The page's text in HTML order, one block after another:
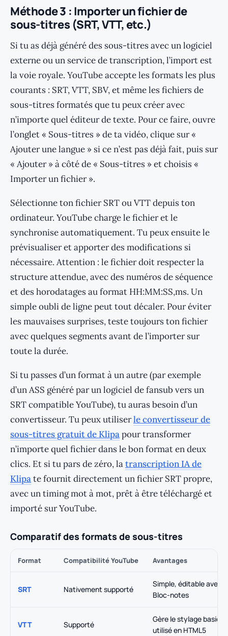
Méthode 3 : Importer un fichier de
sous-titres (SRT, VTT, etc.)
Si tu as déjà généré des sous-titres avec un logiciel
externe ou un service de transcription, l’import est
la voie royale. YouTube accepte les formats les plus
courants : SRT, VTT, SBV, et même les fichiers de
sous-titres formatés que tu peux créer avec
n’importe quel éditeur de texte. Pour ce faire, ouvre
l’onglet « Sous-titres » de ta vidéo, clique sur «
Ajouter une langue » si ce n’est pas déjà fait, puis sur
« Ajouter » à côté de « Sous-titres » et choisis «
Importer un fichier ».
Sélectionne ton fichier SRT ou VTT depuis ton
ordinateur. YouTube charge le fichier et le
synchronise automatiquement. Tu peux ensuite le
prévisualiser et apporter des modifications si
nécessaire. Attention : le fichier doit respecter la
structure attendue, avec des numéros de séquence
et des horodatages au format HH:MM:SS,ms. Un
simple oubli de ligne peut tout décaler. Pour éviter
les mauvaises surprises, teste toujours ton fichier
avec quelques segments avant de l’importer sur
toute la durée.
Si tu passes d’un format à un autre (par exemple
d’un ASS généré par un logiciel de fansub vers un
SRT compatible YouTube), tu auras besoin d’un
convertisseur. Tu peux utiliserle convertisseur de
sous-titres gratuit de Klipapour transformer
n’importe quel fichier dans le bon format en deux
clics. Et si tu pars de zéro, latranscription IA de
Klipate fournit directement un fichier SRT propre,
avec un timing mot à mot, prêt à être téléchargé et
importé sur YouTube.
Comparatif des formats de sous-titres
Format Compatibilité YouTube Avantages
SRT Nativement supporté
Simple, éditable avec
Bloc-notes
VTT Supporté
Gère le stylage
utilisé en HTML5